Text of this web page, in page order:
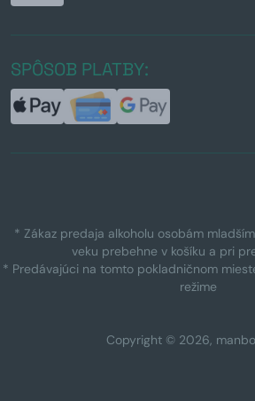
SPÔSOB PLATBY:
* Zákaz predaja alkoholu osobám
veku prebehne v košíku a pri
* Predávajúci na tomto pokladničnom
režime
Copyright © 2026,